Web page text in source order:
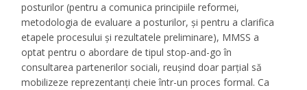
posturilor (pentru a comunica principiile reformei,
metodologia de evaluare a posturilor, și pentru a clarifica
etapele procesului și rezultatele preliminare), MMSS a
optat pentru o abordare de tipul stop-and-go în
consultarea partenerilor sociali, reușind doar parțial să
mobilizeze reprezentanți cheie într-un proces formal. Ca